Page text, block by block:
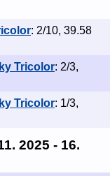
: 2/10, 39.58
Tricolor: 2/3,
Tricolor: 1/3,
2025 - 16.